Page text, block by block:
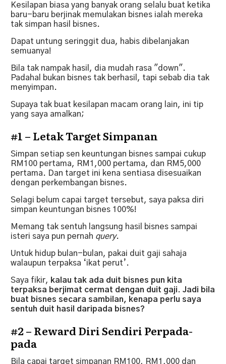
Kesilapan biasa yang banyak orang selalu buat ketika
baru-baru berjinak memulakan bisnes ialah mereka
tak simpan hasil bisnes.
Dapat untung seringgit dua, habis dibelanjakan
semuanya!
Bila tak nampak hasil, dia mudah rasa "down".
Padahal bukan bisnes tak berhasil, tapi sebab dia tak
menyimpan.
Supaya tak buat kesilapan macam orang lain, ini tip
yang saya amalkan;
#1 – Letak Target Simpanan
Simpan setiap sen keuntungan bisnes sampai cukup
RM100 pertama, RM1,000 pertama, dan RM5,000
pertama. Dan target ini kena sentiasa disesuaikan
dengan perkembangan bisnes.
Selagi belum capai target tersebut, saya paksa diri
simpan keuntungan bisnes 100%!
Memang tak sentuh langsung hasil bisnes sampai
isteri saya pun pernah query.
Untuk hidup bulan-bulan, pakai duit gaji sahaja
walaupun terpaksa ‘ikat perut’.
Saya fikir, kalau tak ada duit bisnes pun kita
terpaksa berjimat cermat dengan duit gaji. Jadi bila
buat bisnes secara sambilan, kenapa perlu saya
sentuh duit hasil daripada bisnes?
#2 – Reward Diri Sendiri Perpada-
pada
Bila capai target simpanan RM100, RM1,000 dan